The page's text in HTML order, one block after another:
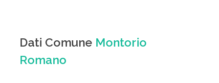
Dati Comune Montorio
Romano